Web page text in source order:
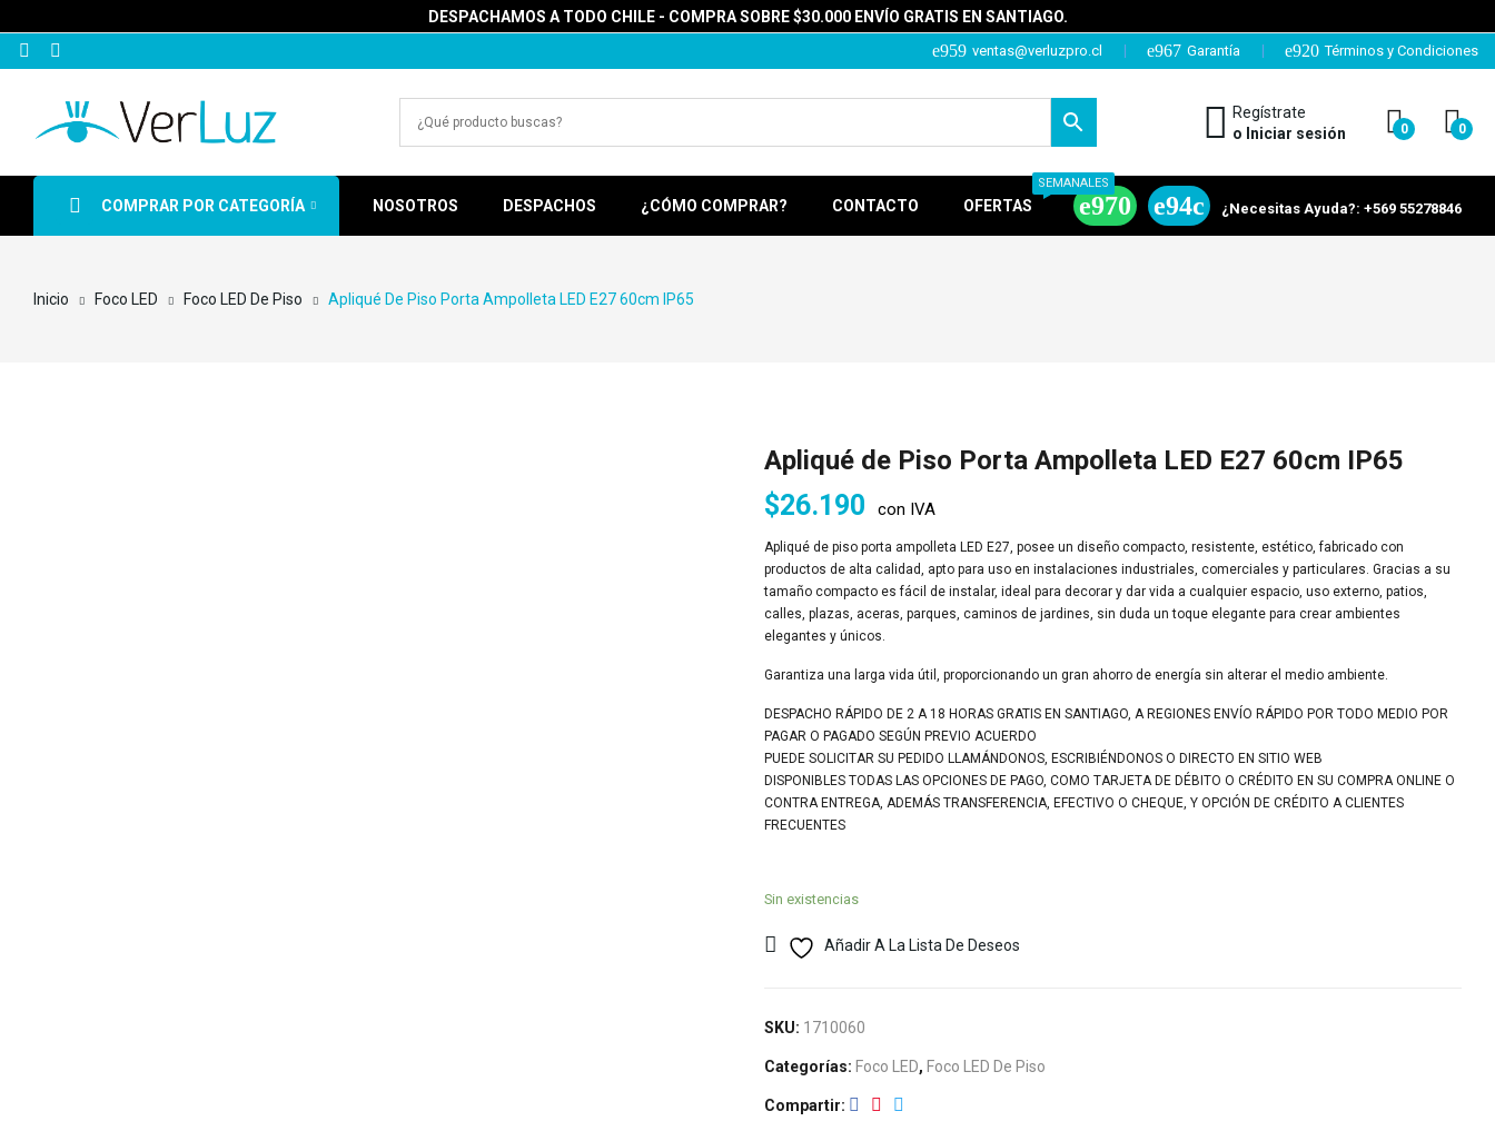
DESPACHAMOS A TODO CHILE - COMPRA SOBRE $30.000 ENVÍO GRATIS EN SANTIAGO.
ventas@verluzpro.cl Garantía Términos y Condiciones
Regístrate
o Iniciar sesión
0 0
COMPRAR POR CATEGORÍA NOSOTROS DESPACHOS ¿CÓMO COMPRAR? CONTACTO OFERTAS
SEMANALES
¿Necesitas Ayuda?: +569 55278846
Inicio Foco LED Foco LED De Piso Apliqué De Piso Porta Ampolleta LED E27 60cm IP65
Apliqué de Piso Porta Ampolleta LED E27 60cm IP65
$26.190 con IVA
Apliqué de piso porta ampolleta LED E27, posee un diseño compacto, resistente, estético, fabricado con
productos de alta calidad, apto para uso en instalaciones industriales, comerciales y particulares. Gracias a su
tamaño compacto es fácil de instalar, ideal para decorar y dar vida a cualquier espacio, uso externo, patios,
calles, plazas, aceras, parques, caminos de jardines, sin duda un toque elegante para crear ambientes
elegantes y únicos.
Garantiza una larga vida útil, proporcionando un gran ahorro de energía sin alterar el medio ambiente.
DESPACHO RÁPIDO DE 2 A 18 HORAS GRATIS EN SANTIAGO, A REGIONES ENVÍO RÁPIDO POR TODO MEDIO POR
PAGAR O PAGADO SEGÚN PREVIO ACUERDO
PUEDE SOLICITAR SU PEDIDO LLAMÁNDONOS, ESCRIBIÉNDONOS O DIRECTO EN SITIO WEB
DISPONIBLES TODAS LAS OPCIONES DE PAGO, COMO TARJETA DE DÉBITO O CRÉDITO EN SU COMPRA ONLINE O
CONTRA ENTREGA, ADEMÁS TRANSFERENCIA, EFECTIVO O CHEQUE, Y OPCIÓN DE CRÉDITO A CLIENTES
FRECUENTES
Sin existencias
Añadir A La Lista De Deseos
SKU: 1710060
Categorías: Foco LED, Foco LED De Piso
Compartir